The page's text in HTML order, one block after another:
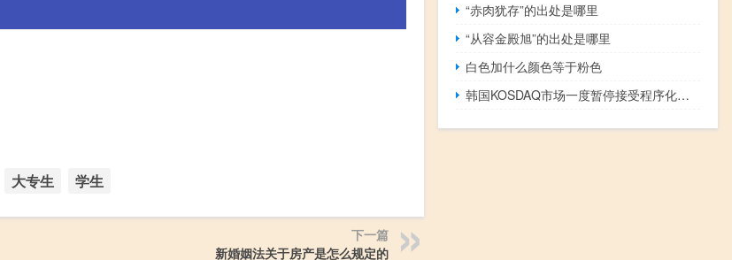
大专生 学生
下一篇
新婚姻法关于房产是怎么规定的
“赤肉犹存”的出处是哪里
“从容金殿旭”的出处是哪里
白色加什么颜色等于粉色
韩国KOSDAQ市场一度暂停接受程序化交易买单